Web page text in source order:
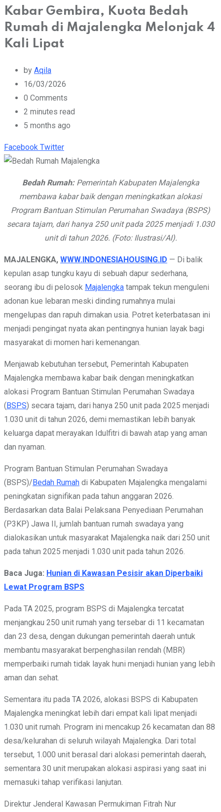
Kabar Gembira, Kuota Bedah
Rumah di Majalengka Melonjak 4
Kali Lipat
by Aqila
16/03/2026
0 Comments
2 minutes read
5 months ago
Facebook TwitterYoutube
Whatsapp
Cloud
StumbleUpon
Print
Share
via
Bedah Rumah:Pemerintah Kabupaten Majalengka
membawa kabar baik dengan meningkatkan alokasi
Program Bantuan Stimulan Perumahan Swadaya (BSPS)
secara tajam, dari hanya 250 unit pada 2025 menjadi 1.030
unit di tahun 2026. (Foto: Ilustrasi/AI).
MAJALENGKA, WWW.INDONESIAHOUSING.ID — Di balik
kepulan asap tungku kayu di sebuah dapur sederhana,
seorang ibu di pelosok Majalengka tampak tekun menguleni
adonan kue lebaran meski dinding rumahnya mulai
mengelupas dan rapuh dimakan usia. Potret keterbatasan ini
menjadi pengingat nyata akan pentingnya hunian layak bagi
masyarakat di momen hari kemenangan.
Menjawab kebutuhan tersebut, Pemerintah Kabupaten
Majalengka membawa kabar baik dengan meningkatkan
alokasi Program Bantuan Stimulan Perumahan Swadaya
(BSPS) secara tajam, dari hanya 250 unit pada 2025 menjadi
1.030 unit di tahun 2026, demi memastikan lebih banyak
keluarga dapat merayakan Idulfitri di bawah atap yang aman
dan nyaman.
Program Bantuan Stimulan Perumahan Swadaya
(BSPS)/Bedah Rumah di Kabupaten Majalengka mengalami
peningkatan signifikan pada tahun anggaran 2026.
Berdasarkan data Balai Pelaksana Penyediaan Perumahan
(P3KP) Jawa II, jumlah bantuan rumah swadaya yang
dialokasikan untuk masyarakat Majalengka naik dari 250 unit
pada tahun 2025 menjadi 1.030 unit pada tahun 2026.
Baca Juga: Hunian di Kawasan Pesisir akan Diperbaiki
Lewat Program BSPS
Pada TA 2025, program BSPS di Majalengka tercatat
menjangkau 250 unit rumah yang tersebar di 11 kecamatan
dan 23 desa, dengan dukungan pemerintah daerah untuk
membantu masyarakat berpenghasilan rendah (MBR)
memperbaiki rumah tidak layak huni menjadi hunian yang lebih
aman dan sehat.
Sementara itu pada TA 2026, alokasi BSPS di Kabupaten
Majalengka meningkat lebih dari empat kali lipat menjadi
1.030 unit rumah. Program ini mencakup 26 kecamatan dan 88
desa/kelurahan di seluruh wilayah Majalengka. Dari total
tersebut, 1.000 unit berasal dari alokasi pemerintah daerah,
sementara 30 unit merupakan alokasi aspirasi yang saat ini
memasuki tahap verifikasi lanjutan.
Direktur Jenderal Kawasan Permukiman Fitrah Nur